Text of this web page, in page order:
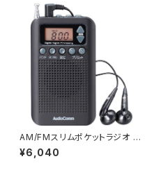
AM/FMスリムポケットラジオ 黒
/ 生活雑貨 日用品 防災用品
¥6,040